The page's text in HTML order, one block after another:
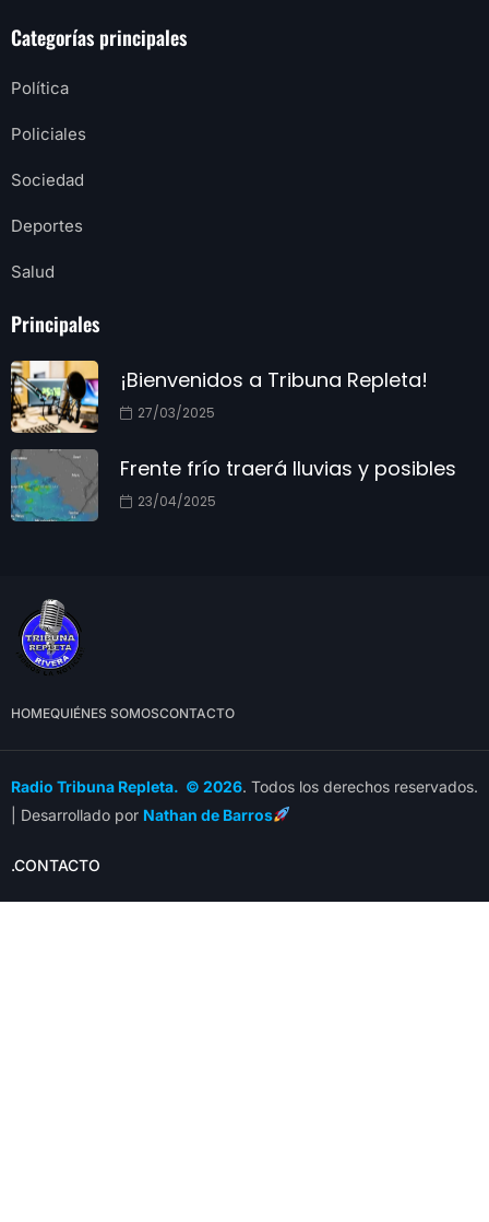
Categorías principales
Política
Policiales
Sociedad
Deportes
Salud
Principales
¡Bienvenidos a Tribuna Repleta!
27/03/2025
Frente frío traerá lluvias y posibles
23/04/2025
HOMEQUIÉNES SOMOSCONTACTO
Radio Tribuna Repleta. © 2026. Todos los derechos reservados.
| Desarrollado por Nathan de Barros
.CONTACTO